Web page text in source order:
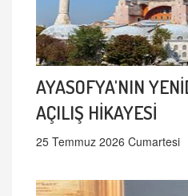
AYASOFYA'NIN
AÇILIŞ HİKAYESİ
25 Temmuz 2026 Cumartesi